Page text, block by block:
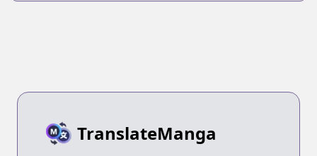
TranslateManga